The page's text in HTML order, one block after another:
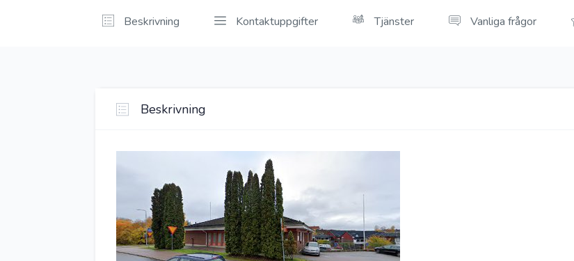
Beskrivning Kontaktuppgifter Tjänster Vanliga frågor
Beskrivning